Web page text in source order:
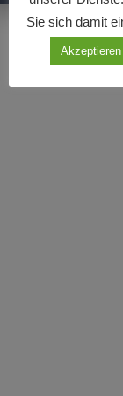
Sie sich damit
Akzeptieren